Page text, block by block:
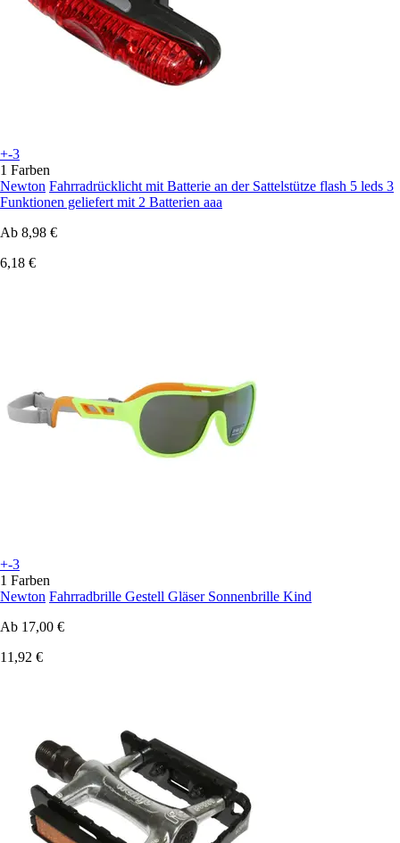
+-3
1 Farben
Newton Fahrradrücklicht mit Batterie an der Sattelstütze flash 5 leds 3
Funktionen geliefert mit 2 Batterien aaa
Ab 8,98 €
6,18 €
+-3
1 Farben
Newton Fahrradbrille Gestell Gläser Sonnenbrille Kind
Ab 17,00 €
11,92 €